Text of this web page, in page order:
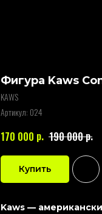
Фигура Kaws
KAWS
Артикул: 024
170 000 р. 190 000р.
Купить
Kaws —